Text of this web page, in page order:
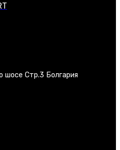
шосе Стр.3 Болгария